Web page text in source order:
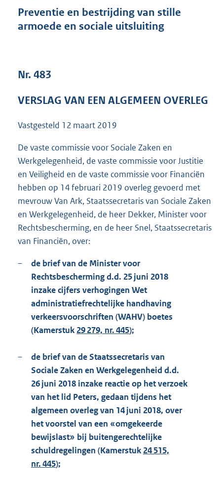
s
g
:
b
Preventie en bestrijding van stille
armoede en sociale uitsluiting
Nr. 483
VERSLAG VAN EEN ALGEMEEN OVERLEG
Vastgesteld 12 maart 2019
De vaste commissie voor Sociale Zaken en
Werkgelegenheid, de vaste commissie voor Justitie
en Veiligheid en de vaste commissie voor Financiën
hebben op 14 februari 2019 overleg gevoerd met
mevrouw Van Ark, Staatssecretaris van Sociale Zaken
en Werkgelegenheid, de heer Dekker, Minister voor
Rechtsbescherming, en de heer Snel, Staatssecretaris
van Financiën, over:
–
de brief van de Minister voor
Rechtsbescherming d.d. 25 juni 2018
inzake cijfers verhogingen Wet
administratiefrechtelijke handhaving
verkeersvoorschriften (WAHV) boetes
(Kamerstuk 29 279, nr. 445);
–
de brief van de Staatssecretaris van
Sociale Zaken en Werkgelegenheid d.d.
26 juni 2018 inzake reactie op het verzoek
van het lid Peters, gedaan tijdens het
algemeen overleg van 14 juni 2018, over
het voorstel van een «omgekeerde
bewijslast» bij buitengerechtelijke
schuldregelingen (Kamerstuk 24 515,
nr. 445);